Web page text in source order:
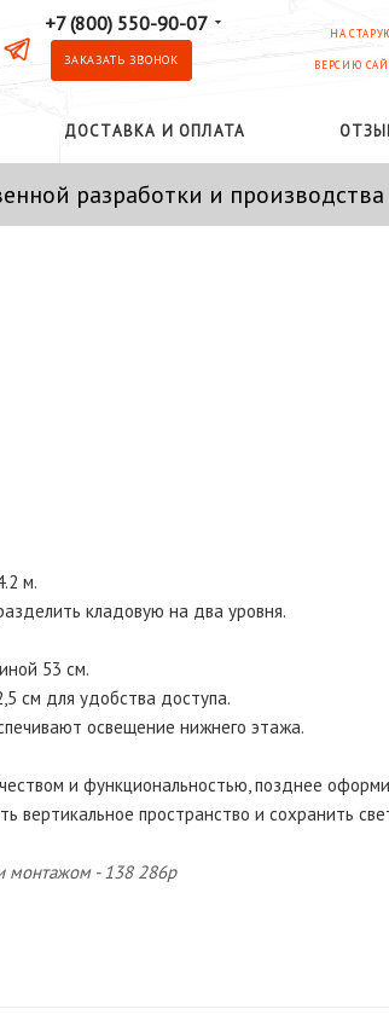
+7 (800) 550-90-07
ЗАКАЗАТЬ ЗВОНОК
НА
ВЕРСИЮ
ДОСТАВКА И ОПЛАТА
разработки и производства
м.
кладовую на два уровня.
53 см.
см для удобства доступа.
освещение нижнего этажа.
и функциональностью, позднее
вертикальное пространство и сохранить
монтажом - 138 286р